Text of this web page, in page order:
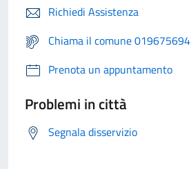
Richiedi Assistenza
Chiama il comune 019675694
Prenota un appuntamento
Problemi in città
Segnala disservizio